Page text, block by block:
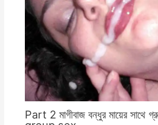
Part 2 মাগীবাজ বন্ধুর মায়ের সাথে